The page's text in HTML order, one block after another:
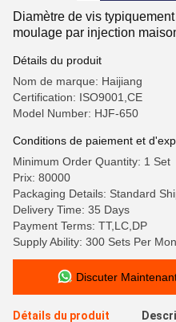
Diamètre de vis
moulage par injection
Détails du produit
Nom de marque: Haijiang
Certification: ISO9001,CE
Model Number: HJF-650
Conditions de paiement et
Minimum Order Quantity: 1 Set
Prix: 80000
Packaging Details: Standard
Delivery Time: 35 Days
Payment Terms: TT,LC,DP
Supply Ability: 300 Sets Per
Discuter
Détails du produit